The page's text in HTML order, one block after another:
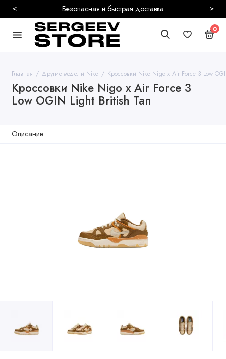
Безопасная и быстрая доставка
< >
0
Главная Другие модели Nike Кроссовки Nike Nigo x Air Force 3 Low
Кроссовки Nike Nigo x Air Force 3
Low OGIN Light British Tan
Описание